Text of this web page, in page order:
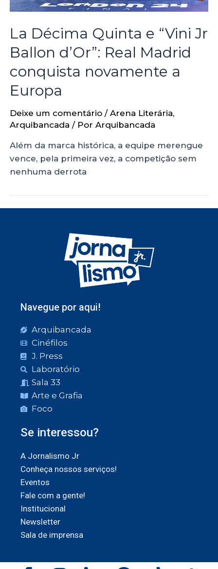
La Décima Quinta e “Vini Jr
Ballon d’Or”: Real Madrid
conquista novamente a
Europa
Deixe um comentário / Arena Literária,
Arquibancada / Por Arquibancada
Além da marca histórica, a equipe merengue
vence, pela primeira vez, a competição sem
nenhuma derrota
Navegue por aqui!
Arquibancada
Cinéfilos
J. Press
Laboratório
Sala 33
Arte e Grafia
Foco
Se interessou?
A Jornalismo Jr
Conheça nossos serviços!
Eventos
Fale com a gente!
Institucional
Newsletter
Sala de imprensa